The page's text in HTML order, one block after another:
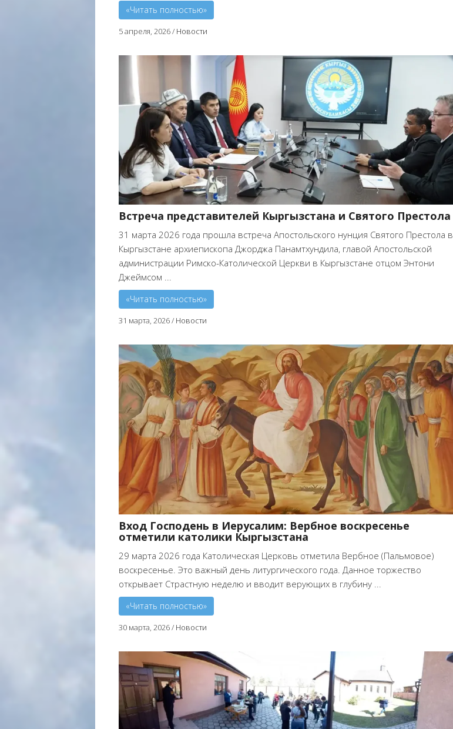
«Читать полностью»
5 апреля, 2026/ Новости
Встреча представителей Кыргызстана и Святого Престола
31 марта 2026 года прошла встреча Апостольского нунция Святого Престола в
Кыргызстане архиепископа Джорджа Панамтхундила, главой Апостольской
администрации Римско-Католической Церкви в Кыргызстане отцом Энтони
Джеймсом ...
«Читать полностью»
31 марта, 2026/ Новости
Вход Господень в Иерусалим: Вербное воскресенье
отметили католики Кыргызстана
29 марта 2026 года Католическая Церковь отметила Вербное (Пальмовое)
воскресенье. Это важный день литургического года. Данное торжество
открывает Страстную неделю и вводит верующих в глубину ...
«Читать полностью»
30 марта, 2026/ Новости